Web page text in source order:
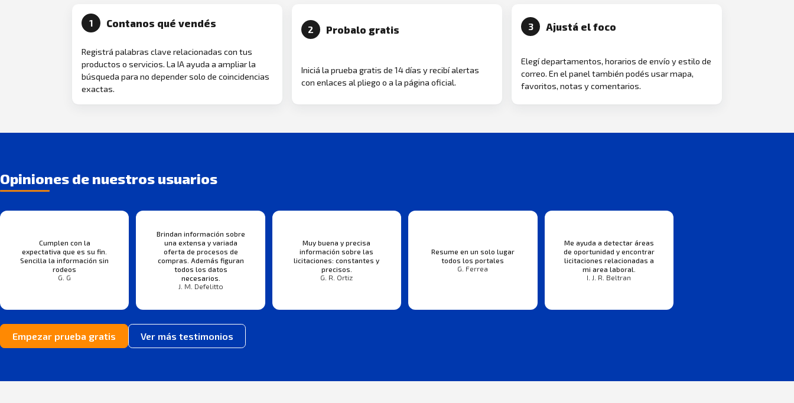
1 Contanos qué vendés
Registrá palabras clave relacionadas con tus
productos o servicios. La IA ayuda a ampliar la
búsqueda para no depender solo de coincidencias
exactas.
2 Probalo gratis
Iniciá la prueba gratis de 14 días y recibí alertas
con enlaces al pliego o a la página oficial.
3 Ajustá el foco
Elegí departamentos, horarios de envío y estilo de
correo. En el panel también podés usar mapa,
favoritos, notas y comentarios.
Opiniones de nuestros usuarios
Cumplen con la
expectativa que es su fin.
Sencilla la información sin
rodeos
G. G
Brindan información sobre
una extensa y variada
oferta de procesos de
compras. Además figuran
todos los datos
necesarios.
J. M. Defelitto
Muy buena y precisa
información sobre las
licitaciones: constantes y
precisos.
G. R. Ortiz
Resume en un solo lugar
todos los portales
G. Ferrea
Me ayuda a detectar áreas
de oportunidad y encontrar
licitaciones relacionadas a
mi area laboral.
I. J. R. Beltran
Empezar prueba gratis Ver más testimonios